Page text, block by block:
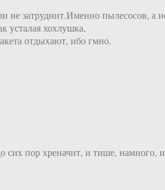
не затруднит.Именно пылесосов, а
усталая хохлушка,
отдыхают, ибо гмно.
сих пор хреначит, и тише, намного, и